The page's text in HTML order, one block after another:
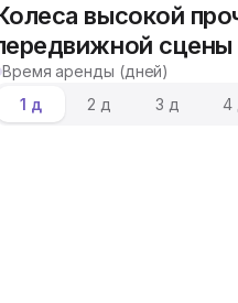
высокой
сцены
Время аренды (дней)
1 д
2 д 3 д 4